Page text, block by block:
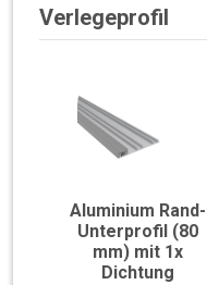
Verlegeprofil
Aluminium Rand-
Unterprofil (80
mm) mit 1x
Dichtung